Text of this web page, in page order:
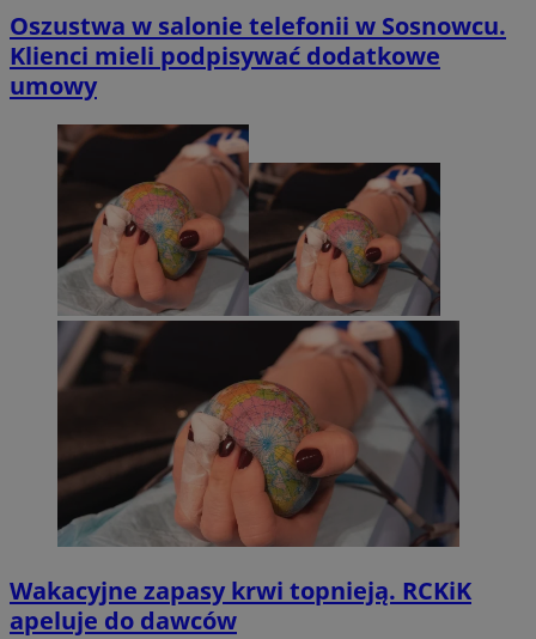
Oszustwa w salonie telefonii w Sosnowcu.
Klienci mieli podpisywać dodatkowe
umowy
Wakacyjne zapasy krwi topnieją. RCKiK
apeluje do dawców